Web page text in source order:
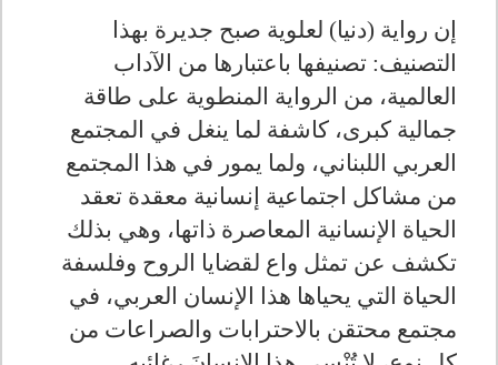
إن رواية (دنيا) لعلوية صبح جديرة بهذا
التصنيف: تصنيفها باعتبارها من الآداب
العالمية، من الرواية المنطوية على طاقة
جمالية كبرى، كاشفة لما ينغل في المجتمع
العربي اللبناني، ولما يمور في هذا المجتمع
من مشاكل اجتماعية إنسانية معقدة تعقد
الحياة الإنسانية المعاصرة ذاتها، وهي بذلك
تكشف عن تمثل واع لقضايا الروح وفلسفة
الحياة التي يحياها هذا الإنسان العربي، في
مجتمع محتقن بالاحترابات والصراعات من